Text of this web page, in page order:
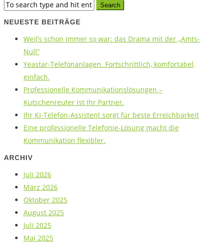
NEUESTE BEITRÄGE
Weil’s schon immer so war: das Drama mit der „Amts-
Null“
Yeastar-Telefonanlagen. Fortschrittlich, komfortabel,
einfach.
Professionelle Kommunikationslösungen –
Kutschenreuter ist Ihr Partner.
Ihr KI-Telefon-Assistent sorgt für beste Erreichbarkeit
Eine professionelle Telefonie-Lösung macht die
Kommunikation flexibler.
ARCHIV
Juli 2026
März 2026
Oktober 2025
August 2025
Juli 2025
Mai 2025